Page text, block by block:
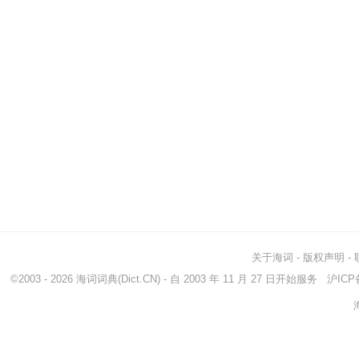
关于海词 - 版权声明 -
©2003 - 2026 海词词典(Dict.CN) - 自 2003 年 11 月 27 日开始服务 沪ICP